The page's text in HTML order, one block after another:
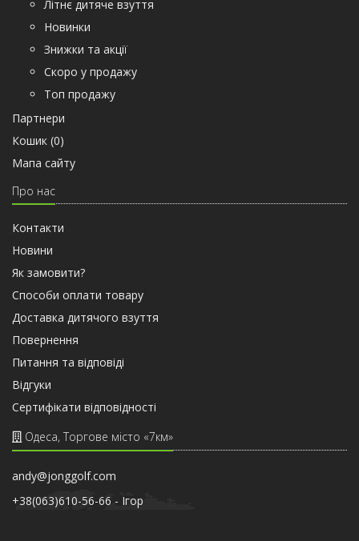
Літнє дитяче взуття
Новинки
Знижки та акції
Скоро у продажу
Топ продажу
Партнери
Кошик (0)
Мапа сайту
Про нас
Контакти
Новини
Як замовити?
Способи оплати товару
Доставка дитячого взуття
Повернення
Питання та відповіді
Відгуки
Сертифiкати вiдповiдностi
Одеса, Торгове місто «7км»
andy@jonggolf.com
+38(063)610-56-66 - Iгор